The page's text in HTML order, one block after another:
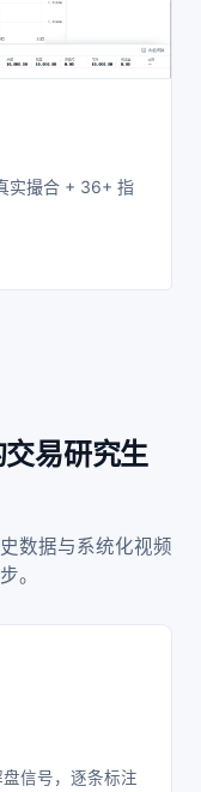
实撮合 + 36+ 指
易研究生
数据与系统化视频
。
信号，逐条标注